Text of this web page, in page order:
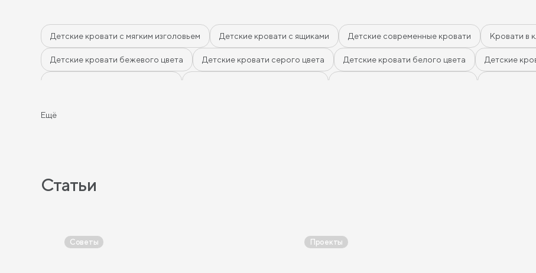
Детские кровати с мягким изголовьем Детские кровати с ящиками Детские современные кровати Кровати в
Детские кровати бежевого цвета Детские кровати серого цвета Детские кровати белого цвета Детские
Детские кровати 80 на 180 см
Ещё
Статьи
Советы Проекты